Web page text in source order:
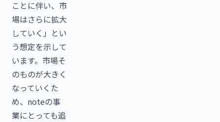
ことに伴い、市
場はさらに拡大
していく」とい
う想定を示して
います。市場そ
のものが大きく
なっていくた
め、noteの事
業にとっても追